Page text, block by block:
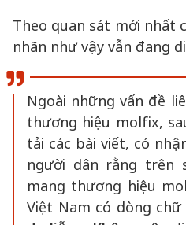
kiểm nghiệm để ghi
xuất tại Việt Nam,
nội dung trao đổi đến
đến nay, đã gần 1 năm
nhận được phản hồi.
Trong khi đó, luật sư đã
phạm pháp luật của
trong việc ghi nhãn
cụ thể tại đây).